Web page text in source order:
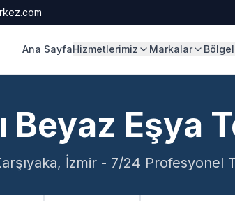
Ana SayfaHizmetlerimiz Markalar
Beyaz Eşya
İzmir - 7/24 Profesyonel